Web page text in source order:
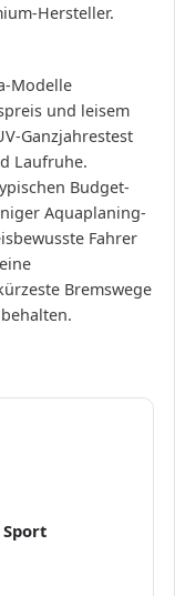
Hersteller.
Modelle
und leisem
Ganzjahrestest
Laufruhe.
Budget-
Aquaplaning-
Fahrer
Bremswege